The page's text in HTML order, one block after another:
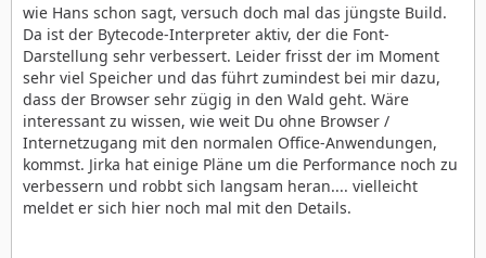
wie Hans schon sagt, versuch doch mal das jüngste Build.
Da ist der Bytecode-Interpreter aktiv, der die Font-
Darstellung sehr verbessert. Leider frisst der im Moment
sehr viel Speicher und das führt zumindest bei mir dazu,
dass der Browser sehr zügig in den Wald geht. Wäre
interessant zu wissen, wie weit Du ohne Browser /
Internetzugang mit den normalen Office-Anwendungen,
kommst. Jirka hat einige Pläne um die Performance noch zu
verbessern und robbt sich langsam heran.... vielleicht
meldet er sich hier noch mal mit den Details.